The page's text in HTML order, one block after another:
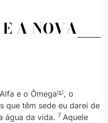
A NOVA
e o Ômega[c], o
que têm sede eu darei de
água da vida. 7 Aquele